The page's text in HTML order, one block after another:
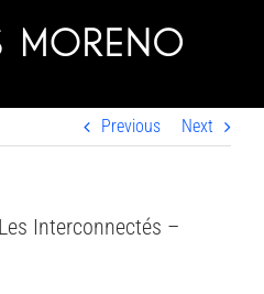
Previous Next
Interconnectés –